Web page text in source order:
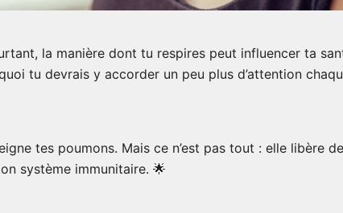
la manière dont tu respires peut influencer ta
tu devrais y accorder un peu plus d’attention
tes poumons. Mais ce n’est pas tout : elle libère
système immunitaire. 🌟